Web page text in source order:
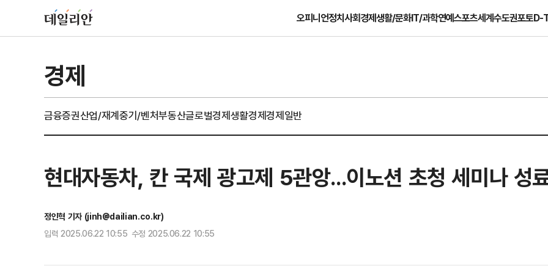
오피니언정치사회경제생활/문화IT/과학연예스포츠세계수도권포토D-
경제
금융증권산업/재계중기/벤처부동산글로벌경제생활경제경제일반
현대자동차, 칸 국제 광고제 5관앙...이노션 초청 세미나 성
정인혁 기자 (jinh@dailian.co.kr)
입력 2025.06.22 10:55 수정 2025.06.22 10:55